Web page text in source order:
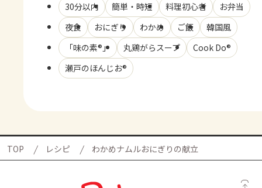
30分以内 簡単・時短 料理初心者
お弁当
夜食
おにぎり わかめ ご飯
韓国風
「味の素®」
丸鶏がらスープ
Cook Do®
瀬戸のほんじお®
TOP レシピ わかめナムルおにぎりの献立